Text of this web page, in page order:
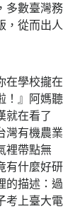
多數臺灣務
，從而出人
在學校攏在
！』阿媽聽
就在看了
灣有機農業
裡帶點無
有什麼好研
的描述：過
考上臺大電